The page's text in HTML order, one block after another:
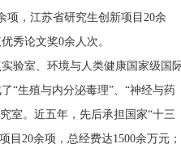
项，江苏省研究生创新项目 20余
秀论文奖0余人次。
验室、环境与人类健康国家级国
“生殖与内分泌毒理”、“神经与药
室。近五年，先后承担国家“十三
目20余项，总经费达1500余万元；